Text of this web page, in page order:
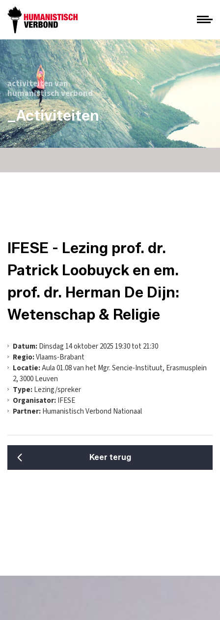
activiteiten van
humanistisch verbond
_Activiteiten
IFESE - Lezing prof. dr.
Patrick Loobuyck en em.
prof. dr. Herman De Dijn:
Wetenschap & Religie
Datum:Dinsdag 14 oktober 2025 19:30 tot 21:30
Regio:Vlaams-Brabant
Locatie:Aula 01.08 van het Mgr. Sencie-Instituut, Erasmusplein
2, 3000 Leuven
Type:Lezing/spreker
Organisator:IFESE
Partner:Humanistisch Verbond Nationaal
Keer terug